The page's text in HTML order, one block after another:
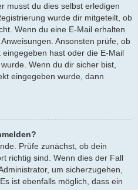
musst du dies selbst erledigen
wurde dir mitgeteilt, ob
Wenn du eine E-Mail erhalten
Ansonsten prüfe, ob
hast oder die E-Mail
Wenn du dir sicher bist,
eingegeben wurde, dann
Prüfe zunächst, ob dein
richtig sind. Wenn dies der Fall
um sicherzugehen,
ist ebenfalls möglich, dass ein